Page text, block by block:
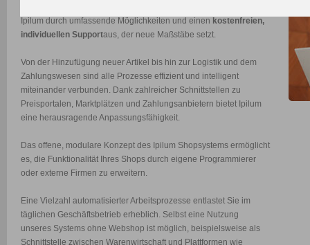
Ipilum durch umfassende Möglichkeiten und einen kostenfreien,
individuellen Supportaus, der neue Maßstäbe setzt.
Von der Hinzufügung neuer Artikel bis hin zur Logistik und dem
Zahlungswesen sind alle Prozesse effizient und intelligent
miteinander verbunden. Dank zahlreicher Schnittstellen zu
Preisportalen, Marktplätzen und Zahlungsanbietern bietet Ipilum
eine herausragende Anpassungsfähigkeit.
Das offene, modulare Konzept des Ipilum Shopsystems ermöglicht
es, die Funktionalität Ihres Shops durch eigene Programmierer
oder externe Firmen zu erweitern.
Eine Vielzahl automatisierter Arbeitsprozesse entlastet Sie im
täglichen Geschäftsbetrieb erheblich. Selbst eine Nutzung
unseres Systems ohne Webshop ist möglich, beispielsweise als
Schnittstelle zwischen Warenwirtschaft und Plattformen wie